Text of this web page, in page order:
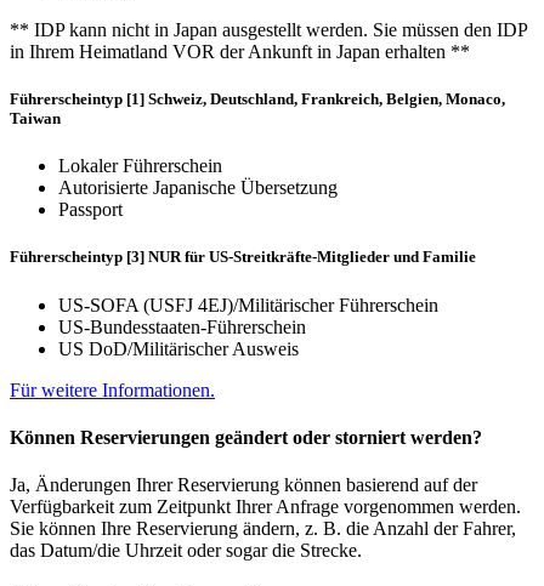
** IDP kann nicht in Japan ausgestellt werden. Sie müssen den IDP
in Ihrem Heimatland VOR der Ankunft in Japan erhalten **
Führerscheintyp [1] Schweiz, Deutschland, Frankreich, Belgien, Monaco,
Taiwan
Lokaler Führerschein
Autorisierte Japanische Übersetzung
Passport
Führerscheintyp [3] NUR für US-Streitkräfte-Mitglieder und Familie
US-SOFA (USFJ 4EJ)/Militärischer Führerschein
US-Bundesstaaten-Führerschein
US DoD/Militärischer Ausweis
Für weitere Informationen.
Können Reservierungen geändert oder storniert werden?
Ja, Änderungen Ihrer Reservierung können basierend auf der
Verfügbarkeit zum Zeitpunkt Ihrer Anfrage vorgenommen werden.
Sie können Ihre Reservierung ändern, z. B. die Anzahl der Fahrer,
das Datum/die Uhrzeit oder sogar die Strecke.